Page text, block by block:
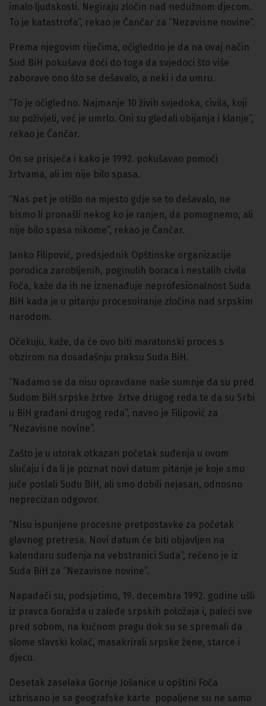
imalo ljudskosti. Negiraju zločin nad nedužnom djecom.
To je katastrofa”, rekao je Čančar za “Nezavisne novine”.
Prema njegovim riječima, očigledno je da na ovaj način
Sud BiH pokušava doći do toga da svjedoci što više
zaborave ono što se dešavalo, a neki i da umru.
“To je očigledno. Najmanje 10 živih svjedoka, civila, koji
su poživjeli, već je umrlo. Oni su gledali ubijanja i klanje”,
rekao je Čančar.
On se prisjeća i kako je 1992. pokušavao pomoći
žrtvama, ali im nije bilo spasa.
“Nas pet je otišlo na mjesto gdje se to dešavalo, ne
bismo li pronašli nekog ko je ranjen, da pomognemo, ali
nije bilo spasa nikome”, rekao je Čančar.
Janko Filipović, predsjednik Opštinske organizacije
porodica zarobljenih, poginulih boraca i nestalih civila
Foča, kaže da ih ne iznenađuje neprofesionalnost Suda
BiH kada je u pitanju procesuiranje zločina nad srpskim
narodom.
Očekuju, kaže, da će ovo biti maratonski proces s
obzirom na dosadašnju praksu Suda BiH.
“Nadamo se da nisu opravdane naše sumnje da su pred
Sudom BiH srpske žrtve žrtve drugog reda te da su Srbi
u BiH građani drugog reda”, naveo je Filipović za
“Nezavisne novine”.
Zašto je u utorak otkazan početak suđenja u ovom
slučaju i da li je poznat novi datum pitanje je koje smo
juče poslali Sudu BiH, ali smo dobili nejasan, odnosno
neprecizan odgovor.
“Nisu ispunjene procesne pretpostavke za početak
glavnog pretresa. Novi datum će biti objavljen na
kalendaru suđenja na vebstranici Suda”, rečeno je iz
Suda BiH za “Nezavisne novine”.
Napadači su, podsjetimo, 19. decembra 1992. godine ušli
iz pravca Goražda u zaleđe srpskih položaja i, paleći sve
pred sobom, na kućnom pragu dok su se spremali da
slome slavski kolač, masakrirali srpske žene, starce i
djecu.
Desetak zaselaka Gornje Jošanice u opštini Foča
izbrisano je sa geografske karte popaljene su ne samo